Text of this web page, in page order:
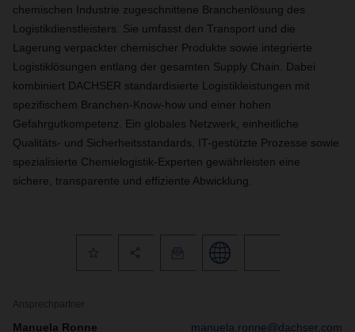
chemischen Industrie zugeschnittene Branchenlösung des
Logistikdienstleisters. Sie umfasst den Transport und die
Lagerung verpackter chemischer Produkte sowie integrierte
Logistiklösungen entlang der gesamten Supply Chain. Dabei
kombiniert DACHSER standardisierte Logistikleistungen mit
spezifischem Branchen-Know-how und einer hohen
Gefahrgutkompetenz. Ein globales Netzwerk, einheitliche
Qualitäts- und Sicherheitsstandards, IT-gestützte Prozesse sowie
spezialisierte Chemielogistik-Experten gewährleisten eine
sichere, transparente und effiziente Abwicklung.
Ansprechpartner
Manuela Ronne manuela.ronne@dachser.com